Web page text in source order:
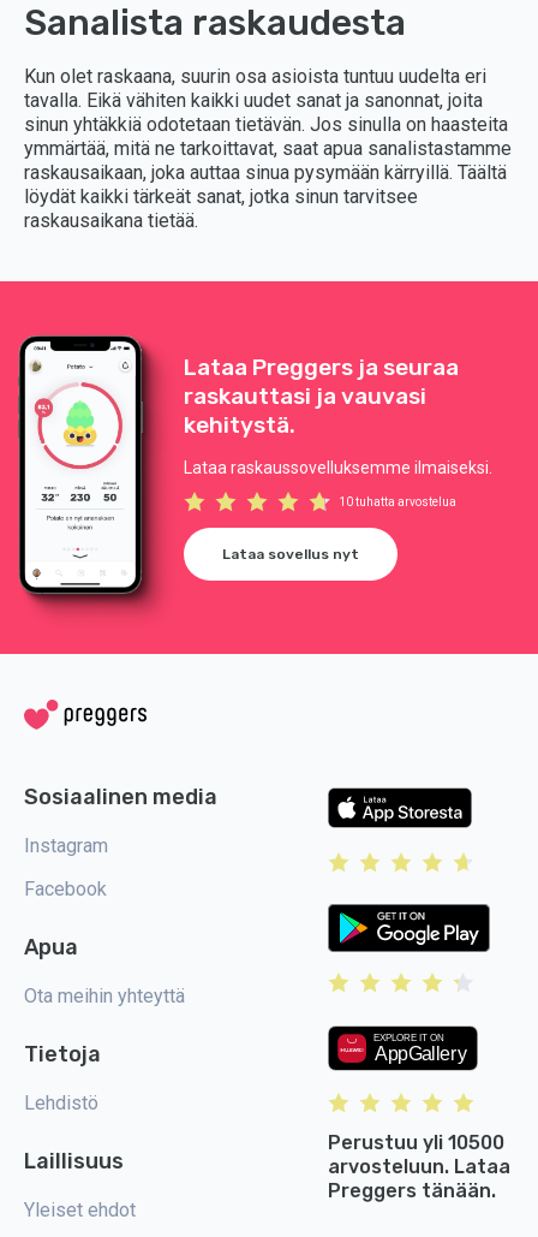
Sanalista raskaudesta
Kun olet raskaana, suurin osa asioista tuntuu uudelta eri
tavalla. Eikä vähiten kaikki uudet sanat ja sanonnat, joita
sinun yhtäkkiä odotetaan tietävän. Jos sinulla on haasteita
ymmärtää, mitä ne tarkoittavat, saat apua sanalistastamme
raskausaikaan, joka auttaa sinua pysymään kärryillä. Täältä
löydät kaikki tärkeät sanat, jotka sinun tarvitsee
raskausaikana tietää.
Lataa Preggers ja seuraa
raskauttasi ja vauvasi
kehitystä.
Lataa raskaussovelluksemme ilmaiseksi.
10 tuhatta arvostelua
Lataa sovellus nyt
Sosiaalinen media
Instagram
Facebook
Apua
Ota meihin yhteyttä
Tietoja
Lehdistö
Laillisuus
Yleiset ehdot
Perustuu yli 10500
arvosteluun. Lataa
Preggers tänään.